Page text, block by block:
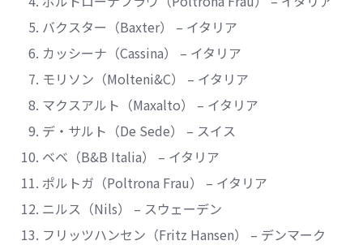
バクスター（Baxter） – イタリア
カッシーナ（Cassina） – イタリア
モリソン（Molteni&C） – イタリア
マクスアルト（Maxalto） – イタリア
デ・サルト（De Sede） – スイス
ベベ（B&B Italia） – イタリア
ポルトガ（Poltrona Frau） – イタリア
ニルス（Nils） – スウェーデン
フリッツハンセン（Fritz Hansen） – デンマーク